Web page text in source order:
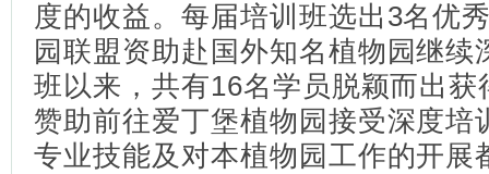
度的收益。每届培训班选出3名优
园联盟资助赴国外知名植物园继续
班以来，共有16名学员脱颖而出
赞助前往爱丁堡植物园接受深度培
专业技能及对本植物园工作的开展